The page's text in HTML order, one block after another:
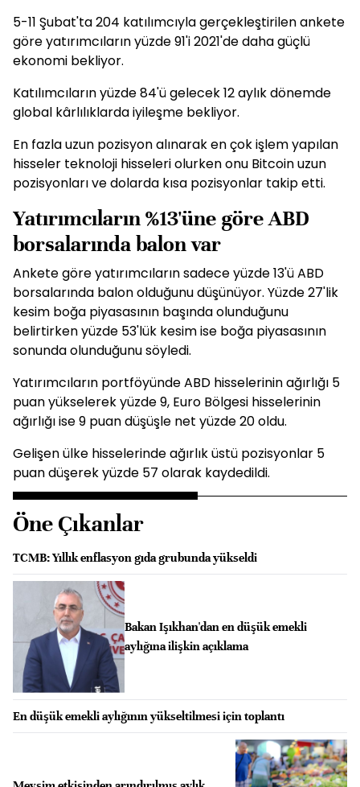
5-11 Şubat'ta 204 katılımcıyla gerçekleştirilen ankete
göre yatırımcıların yüzde 91'i 2021'de daha güçlü
ekonomi bekliyor.
Katılımcıların yüzde 84'ü gelecek 12 aylık dönemde
global kârlılıklarda iyileşme bekliyor.
En fazla uzun pozisyon alınarak en çok işlem yapılan
hisseler teknoloji hisseleri olurken onu Bitcoin uzun
pozisyonları ve dolarda kısa pozisyonlar takip etti.
Yatırımcıların %13'üne göre ABD
borsalarında balon var
Ankete göre yatırımcıların sadece yüzde 13'ü ABD
borsalarında balon olduğunu düşünüyor. Yüzde 27'lik
kesim boğa piyasasının başında olunduğunu
belirtirken yüzde 53'lük kesim ise boğa piyasasının
sonunda olunduğunu söyledi.
Yatırımcıların portföyünde ABD hisselerinin ağırlığı 5
puan yükselerek yüzde 9, Euro Bölgesi hisselerinin
ağırlığı ise 9 puan düşüşle net yüzde 20 oldu.
Gelişen ülke hisselerinde ağırlık üstü pozisyonlar 5
puan düşerek yüzde 57 olarak kaydedildi.
Öne Çıkanlar
TCMB: Yıllık enflasyon gıda grubunda yükseldi
Bakan Işıkhan'dan en düşük emekli
aylığına ilişkin açıklama
En düşük emekli aylığının yükseltilmesi için toplantı